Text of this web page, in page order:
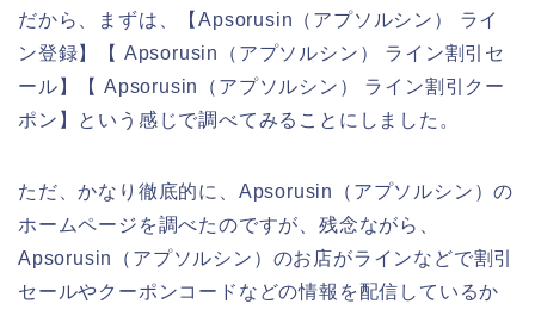
だから、まずは、【Apsorusin（アプソルシン） ライ
ン登録】【 Apsorusin（アプソルシン） ライン割引セ
ール】【 Apsorusin（アプソルシン） ライン割引クー
ポン】という感じで調べてみることにしました。
ただ、かなり徹底的に、Apsorusin（アプソルシン）の
ホームページを調べたのですが、残念ながら、
Apsorusin（アプソルシン）のお店がラインなどで割引
セールやクーポンコードなどの情報を配信しているか